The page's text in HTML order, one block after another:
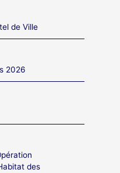
de Ville
2026
des